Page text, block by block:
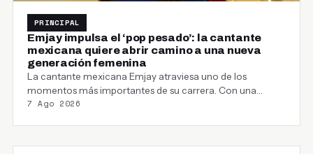
PRINCIPAL
Emjay impulsa el ‘pop pesado’: la cantante
mexicana quiere abrir camino a una nueva
generación femenina
La cantante mexicana Emjay atraviesa uno de los
momentos más importantes de su carrera. Con una…
7 Ago 2026